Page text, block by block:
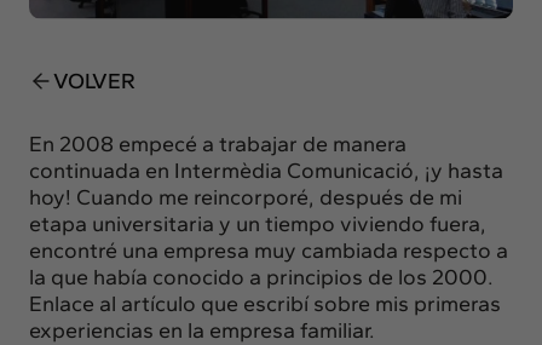
Intercambio
VOLVER
En 2008 empecé a trabajar de manera
continuada en Intermèdia Comunicació, ¡y hasta
hoy! Cuando me reincorporé, después de mi
etapa universitaria y un tiempo viviendo fuera,
encontré una empresa muy cambiada respecto a
la que había conocido a principios de los 2000.
Enlace al artículo que escribí sobre mis primeras
experiencias en la empresa familiar.